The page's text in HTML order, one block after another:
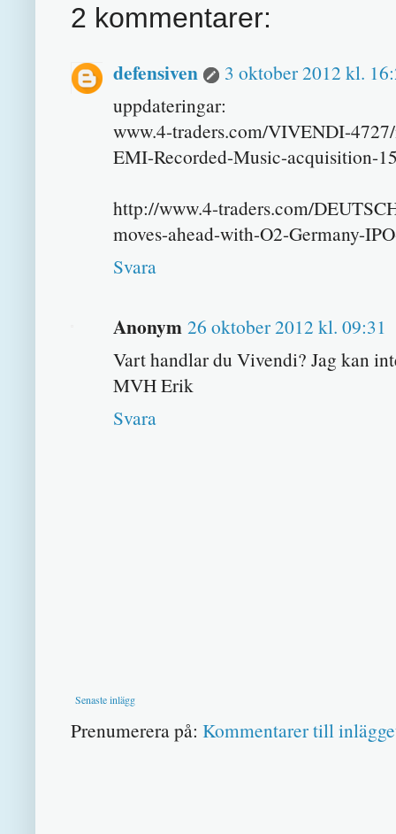
2 kommentarer:
defensiven
3 oktober 2012 kl.
uppdateringar:
www.4-traders.com/VIVENDI-
EMI-Recorded-Music-acquisition-
http://www.4-traders.com/
moves-ahead-with-O2-Germany-
Svara
Anonym 26 oktober 2012 kl. 09:31
Vart handlar du Vivendi? Jag kan
MVH Erik
Svara
Senaste inlägg
Prenumerera på: Kommentarer till